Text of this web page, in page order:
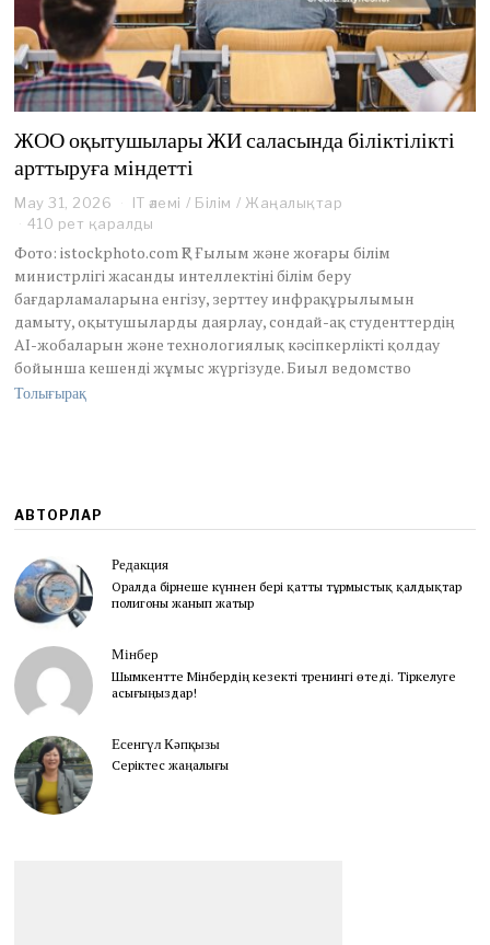
ЖОО оқытушылары ЖИ саласында біліктілікті
арттыруға міндетті
May 31, 2026
a
3
1
,
2
0
IT әлемі / Білім / Жаңалықтар
410 рет қаралды
Фото: istockphoto.com ҚР Ғылым және жоғары білім
министрлігі жасанды интеллектіні білім беру
бағдарламаларына енгізу, зерттеу инфрақұрылымын
дамыту, оқытушыларды даярлау, сондай-ақ студенттердің
AI-жобаларын және технологиялық кәсіпкерлікті қолдау
бойынша кешенді жұмыс жүргізуде. Биыл ведомство
Толығырақ
АВТОРЛАР
Редакция
Оралда бірнеше күннен бері қатты тұрмыстық қалдықтар
полигоны жанып жатыр
Мінбер
Шымкентте Мінбердің кезекті тренингі өтеді. Тіркелуге
асығыңыздар!
Есенгүл Кәпқызы
Серіктес жаңалығы